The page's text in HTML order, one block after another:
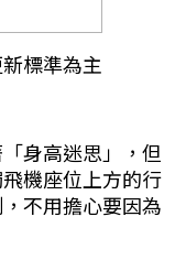
標準為主
身高迷思」，但
機座位上方的行
不用擔心要因為